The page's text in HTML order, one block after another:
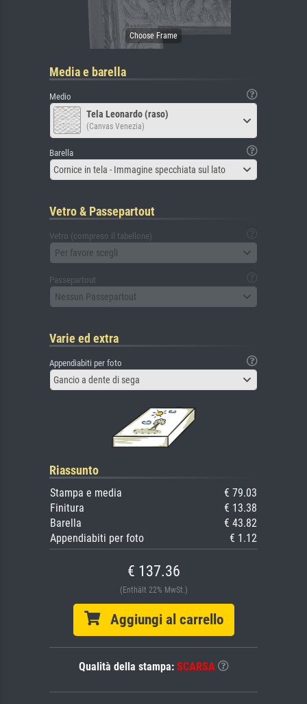
Media e barella
Medio
Tela Leonardo (raso)
(Canvas Venezia)
Barella
Cornice in tela - Immagine specchiata sul lato
Vetro & Passepartout
Vetro (compreso il tabellone)
Per favore scegli
Passepartout
Nessun Passepartout
Varie ed extra
Appendiabiti per foto
Gancio a dente di sega
Riassunto
Stampa e media
€ 79.03
Finitura
€ 13.38
Barella
€ 43.82
Appendiabiti per foto
€ 1.12
€ 137.36
(Enthält 22% MwSt.)
Aggiungi al carrello
Qualità della stampa: SCARSA